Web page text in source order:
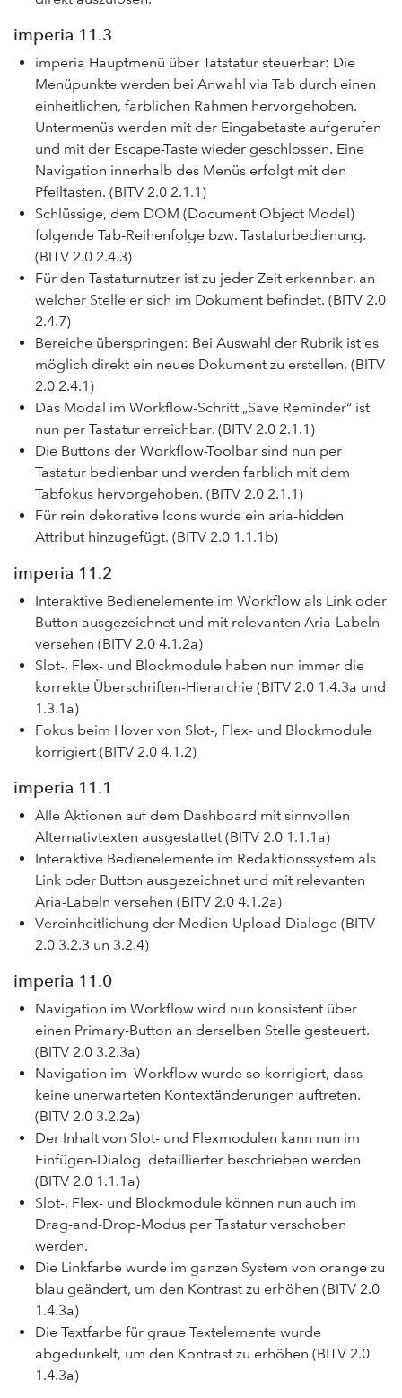
imperia 11.3
imperia Hauptmenü über Tatstatur steuerbar: Die
Menüpunkte werden bei Anwahl via Tab durch einen
einheitlichen, farblichen Rahmen hervorgehoben.
Untermenüs werden mit der Eingabetaste aufgerufen
und mit der Escape-Taste wieder geschlossen. Eine
Navigation innerhalb des Menüs erfolgt mit den
Pfeiltasten. (BITV 2.0 2.1.1)
Schlüssige, dem DOM (Document Object Model)
folgende Tab-Reihenfolge bzw. Tastaturbedienung.
(BITV 2.0 2.4.3)
Für den Tastaturnutzer ist zu jeder Zeit erkennbar, an
welcher Stelle er sich im Dokument befindet. (BITV 2.0
2.4.7)
Bereiche überspringen: Bei Auswahl der Rubrik ist es
möglich direkt ein neues Dokument zu erstellen. (BITV
2.0 2.4.1)
Das Modal im Workflow-Schritt „Save Reminder“ ist
nun per Tastatur erreichbar. (BITV 2.0 2.1.1)
Die Buttons der Workflow-Toolbar sind nun per
Tastatur bedienbar und werden farblich mit dem
Tabfokus hervorgehoben. (BITV 2.0 2.1.1)
Für rein dekorative Icons wurde ein aria-hidden
Attribut hinzugefügt. (BITV 2.0 1.1.1b)
imperia 11.2
Interaktive Bedienelemente im Workflow als Link oder
Button ausgezeichnet und mit relevanten Aria-Labeln
versehen (BITV 2.0 4.1.2a)
Slot-, Flex- und Blockmodule haben nun immer die
korrekte Überschriften-Hierarchie (BITV 2.0 1.4.3a und
1.3.1a)
Fokus beim Hover von Slot-, Flex- und Blockmodule
korrigiert (BITV 2.0 4.1.2)
imperia 11.1
Alle Aktionen auf dem Dashboard mit sinnvollen
Alternativtexten ausgestattet (BITV 2.0 1.1.1a)
Interaktive Bedienelemente im Redaktionssystem als
Link oder Button ausgezeichnet und mit relevanten
Aria-Labeln versehen (BITV 2.0 4.1.2a)
Vereinheitlichung der Medien-Upload-Dialoge (BITV
2.0 3.2.3 un 3.2.4)
imperia 11.0
Navigation im Workflow wird nun konsistent über
einen Primary-Button an derselben Stelle gesteuert.
(BITV 2.0 3.2.3a)
Navigation im Workflow wurde so korrigiert, dass
keine unerwarteten Kontextänderungen auftreten.
(BITV 2.0 3.2.2a)
Der Inhalt von Slot- und Flexmodulen kann nun im
Einfügen-Dialog detaillierter beschrieben werden
(BITV 2.0 1.1.1a)
Slot-, Flex- und Blockmodule können nun auch im
Drag-and-Drop-Modus per Tastatur verschoben
werden.
Die Linkfarbe wurde im ganzen System von orange zu
blau geändert, um den Kontrast zu erhöhen (BITV 2.0
1.4.3a)
Die Textfarbe für graue Textelemente wurde
abgedunkelt, um den Kontrast zu erhöhen (BITV 2.0
1.4.3a)